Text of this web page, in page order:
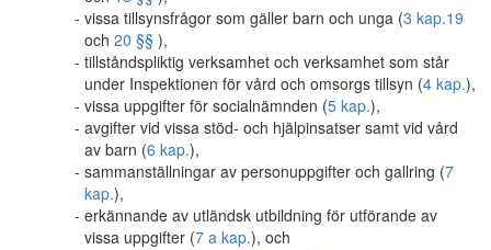
vissa tillsynsfrågor som gäller barn och unga (3 kap.19
och 20 §§ ),
tillståndspliktig verksamhet och verksamhet som står
under Inspektionen för vård och omsorgs tillsyn (4 kap.),
vissa uppgifter för socialnämnden (5 kap.),
avgifter vid vissa stöd- och hjälpinsatser samt vid vård
av barn (6 kap.),
sammanställningar av personuppgifter och gallring (7
kap.),
erkännande av utländsk utbildning för utförande av
vissa uppgifter (7 a kap.), och